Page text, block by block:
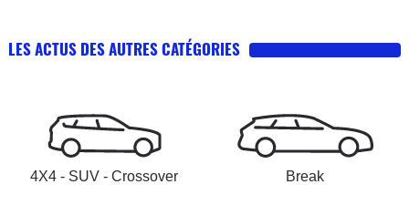
LES ACTUS DES AUTRES CATÉGORIES
4X4 - SUV - Crossover Break